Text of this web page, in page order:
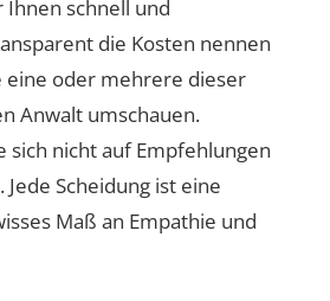
schnell und
die Kosten nennen
eine oder mehrere dieser
Anwalt umschauen.
sich nicht auf Empfehlungen
Scheidung ist eine
Maß an Empathie und